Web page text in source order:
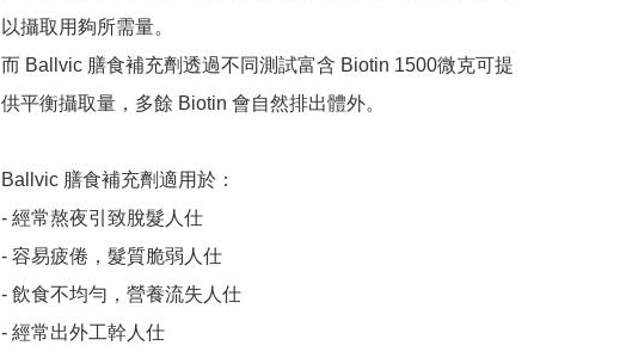
以攝取用夠所需量。
而 Ballvic 膳食補充劑透過不同測試富含 Biotin 1500微克可提
供平衡攝取量，多餘 Biotin 會自然排出體外。
Ballvic 膳食補充劑適用於：
- 經常熬夜引致脫髮人仕
- 容易疲倦，髮質脆弱人仕
- 飲食不均勻，營養流失人仕
- 經常出外工幹人仕